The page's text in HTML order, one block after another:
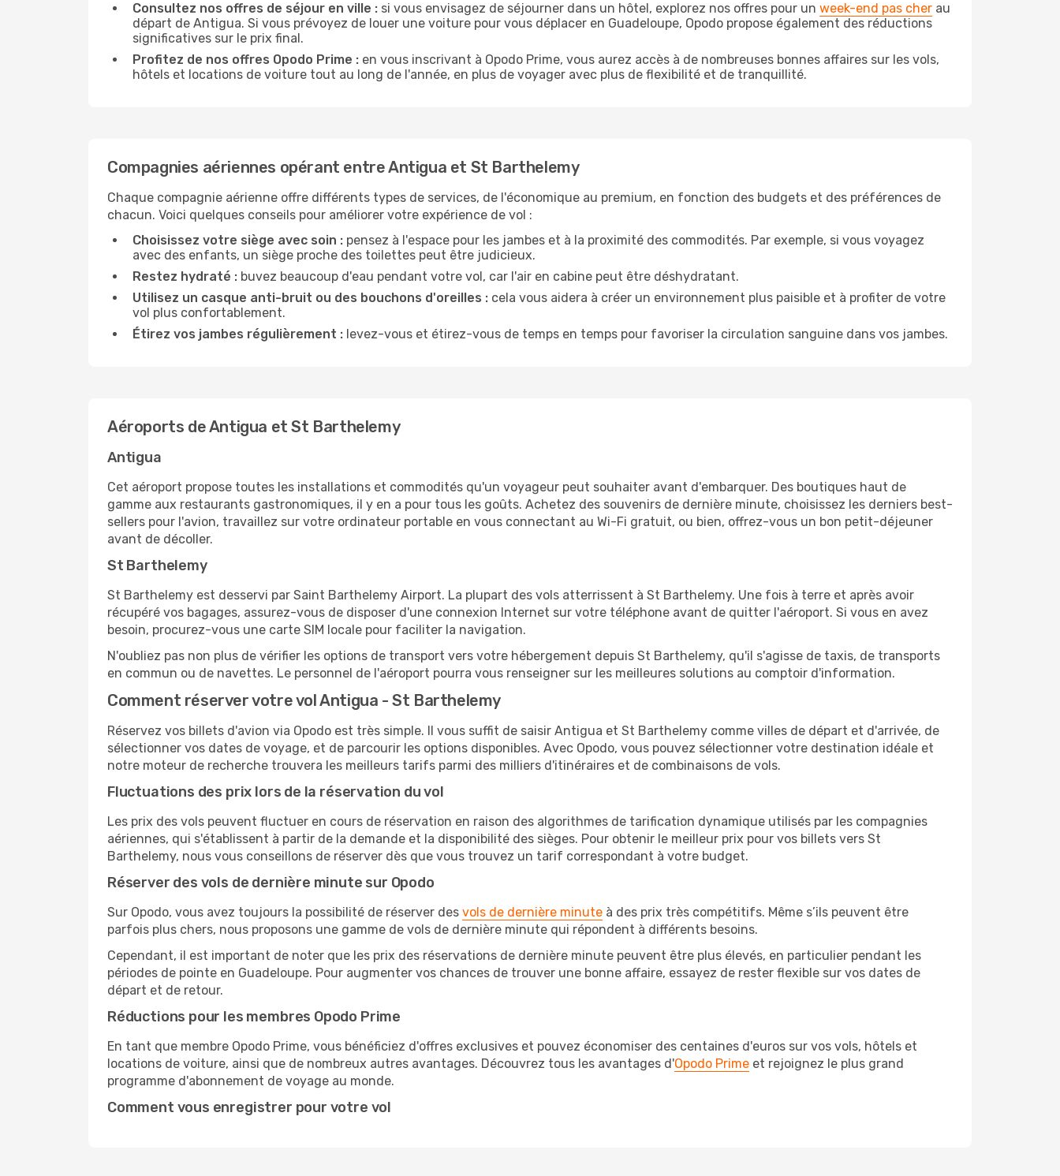
Consultez nos offres de séjour en ville : si vous envisagez de séjourner dans un hôtel, explorez nos offres pour un week-end pas cher au
départ de Antigua. Si vous prévoyez de louer une voiture pour vous déplacer en Guadeloupe, Opodo propose également des réductions
significatives sur le prix final.
Profitez de nos offres Opodo Prime : en vous inscrivant à Opodo Prime, vous aurez accès à de nombreuses bonnes affaires sur les vols,
hôtels et locations de voiture tout au long de l'année, en plus de voyager avec plus de flexibilité et de tranquillité.
Compagnies aériennes opérant entre Antigua et St Barthelemy
Chaque compagnie aérienne offre différents types de services, de l'économique au premium, en fonction des budgets et des préférences de
chacun. Voici quelques conseils pour améliorer votre expérience de vol :
Choisissez votre siège avec soin : pensez à l'espace pour les jambes et à la proximité des commodités. Par exemple, si vous voyagez
avec des enfants, un siège proche des toilettes peut être judicieux.
Restez hydraté : buvez beaucoup d'eau pendant votre vol, car l'air en cabine peut être déshydratant.
Utilisez un casque anti-bruit ou des bouchons d'oreilles : cela vous aidera à créer un environnement plus paisible et à profiter de votre
vol plus confortablement.
Étirez vos jambes régulièrement : levez-vous et étirez-vous de temps en temps pour favoriser la circulation sanguine dans vos jambes.
Aéroports de Antigua et St Barthelemy
Antigua
Cet aéroport propose toutes les installations et commodités qu'un voyageur peut souhaiter avant d'embarquer. Des boutiques haut de
gamme aux restaurants gastronomiques, il y en a pour tous les goûts. Achetez des souvenirs de dernière minute, choisissez les derniers best-
sellers pour l'avion, travaillez sur votre ordinateur portable en vous connectant au Wi-Fi gratuit, ou bien, offrez-vous un bon petit-déjeuner
avant de décoller.
St Barthelemy
St Barthelemy est desservi par Saint Barthelemy Airport. La plupart des vols atterrissent à St Barthelemy. Une fois à terre et après avoir
récupéré vos bagages, assurez-vous de disposer d'une connexion Internet sur votre téléphone avant de quitter l'aéroport. Si vous en avez
besoin, procurez-vous une carte SIM locale pour faciliter la navigation.
N'oubliez pas non plus de vérifier les options de transport vers votre hébergement depuis St Barthelemy, qu'il s'agisse de taxis, de transports
en commun ou de navettes. Le personnel de l'aéroport pourra vous renseigner sur les meilleures solutions au comptoir d'information.
Comment réserver votre vol Antigua - St Barthelemy
Réservez vos billets d'avion via Opodo est très simple. Il vous suffit de saisir Antigua et St Barthelemy comme villes de départ et d'arrivée, de
sélectionner vos dates de voyage, et de parcourir les options disponibles. Avec Opodo, vous pouvez sélectionner votre destination idéale et
notre moteur de recherche trouvera les meilleurs tarifs parmi des milliers d'itinéraires et de combinaisons de vols.
Fluctuations des prix lors de la réservation du vol
Les prix des vols peuvent fluctuer en cours de réservation en raison des algorithmes de tarification dynamique utilisés par les compagnies
aériennes, qui s'établissent à partir de la demande et la disponibilité des sièges. Pour obtenir le meilleur prix pour vos billets vers St
Barthelemy, nous vous conseillons de réserver dès que vous trouvez un tarif correspondant à votre budget.
Réserver des vols de dernière minute sur Opodo
Sur Opodo, vous avez toujours la possibilité de réserver des vols de dernière minute à des prix très compétitifs. Même s’ils peuvent être
parfois plus chers, nous proposons une gamme de vols de dernière minute qui répondent à différents besoins.
Cependant, il est important de noter que les prix des réservations de dernière minute peuvent être plus élevés, en particulier pendant les
périodes de pointe en Guadeloupe. Pour augmenter vos chances de trouver une bonne affaire, essayez de rester flexible sur vos dates de
départ et de retour.
Réductions pour les membres Opodo Prime
En tant que membre Opodo Prime, vous bénéficiez d'offres exclusives et pouvez économiser des centaines d'euros sur vos vols, hôtels et
locations de voiture, ainsi que de nombreux autres avantages. Découvrez tous les avantages d'Opodo Prime et rejoignez le plus grand
programme d'abonnement de voyage au monde.
Comment vous enregistrer pour votre vol